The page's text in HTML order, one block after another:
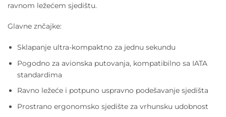
ravnom ležećem sjedištu.
Glavne znčajke:
Sklapanje ultra-kompaktno za jednu sekundu
Pogodno za avionska putovanja, kompatibilno sa IATA
standardima
Ravno ležeće i potpuno uspravno podešavanje sjedišta
Prostrano ergonomsko sjedište za vrhunsku udobnost